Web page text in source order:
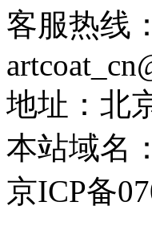
客服热线
地址：北
本站域名
京ICP备